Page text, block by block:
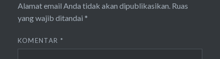
Alamat email Anda tidak akan dipublikasikan. Ruas
yang wajib ditandai *
KOMENTAR *